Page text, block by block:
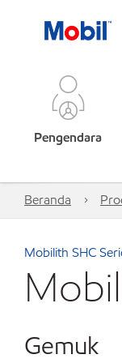
Pengendara
Beranda
Mobilith SHC
Gemuk